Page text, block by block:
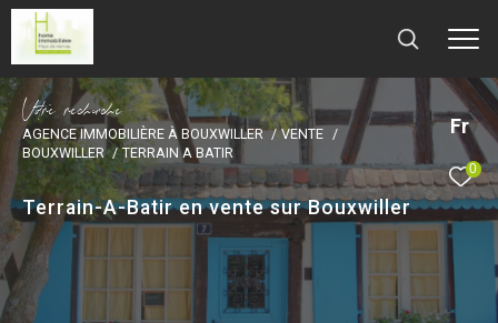
Fr
0
Vore recece
AGENCE IMMOBILIÈRE À BOUXWILLER
VENTE
BOUXWILLER
TERRAIN A BATIR
Terrain-A-Batir en vente sur Bouxwiller